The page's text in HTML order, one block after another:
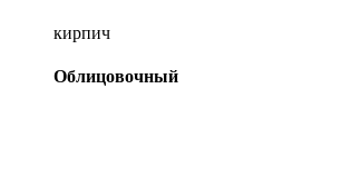
кирпич
Облицовочный